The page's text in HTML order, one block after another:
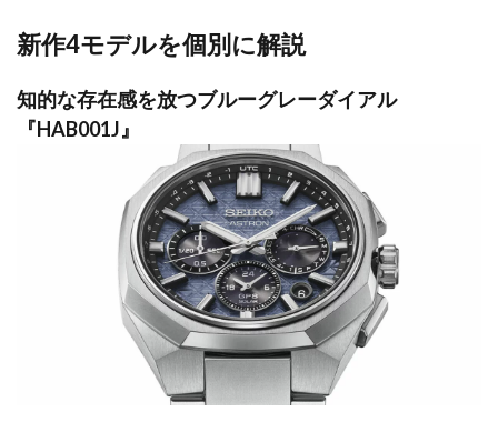
新作4モデルを個別に解説
知的な存在感を放つブルーグレーダイアル
『HAB001J』